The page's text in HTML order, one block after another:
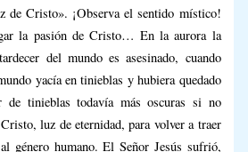
de Cristo». ¡Observa el sentido místico!
la pasión de Cristo… En la aurora la
del mundo es asesinado, cuando
yacía en tinieblas y hubiera quedado
de tinieblas todavía más oscuras si no
luz de eternidad, para volver a traer
género humano. El Señor Jesús sufrió,